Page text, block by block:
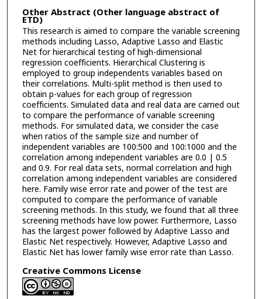
Other Abstract (Other language abstract of
ETD)
This research is aimed to compare the variable screening
methods including Lasso, Adaptive Lasso and Elastic
Net for hierarchical testing of high-dimensional
regression coefficients. Hierarchical Clustering is
employed to group independents variables based on
their correlations. Multi-split method is then used to
obtain p-values for each group of regression
coefficients. Simulated data and real data are carried out
to compare the performance of variable screening
methods. For simulated data, we consider the case
when ratios of the sample size and number of
independent variables are 100:500 and 100:1000 and the
correlation among independent variables are 0.0 | 0.5
and 0.9. For real data sets, normal correlation and high
correlation among independent variables are considered
here. Family wise error rate and power of the test are
computed to compare the performance of variable
screening methods. In this study, we found that all three
screening methods have low power. Furthermore, Lasso
has the largest power followed by Adaptive Lasso and
Elastic Net respectively. However, Adaptive Lasso and
Elastic Net has lower family wise error rate than Lasso.
Creative Commons License